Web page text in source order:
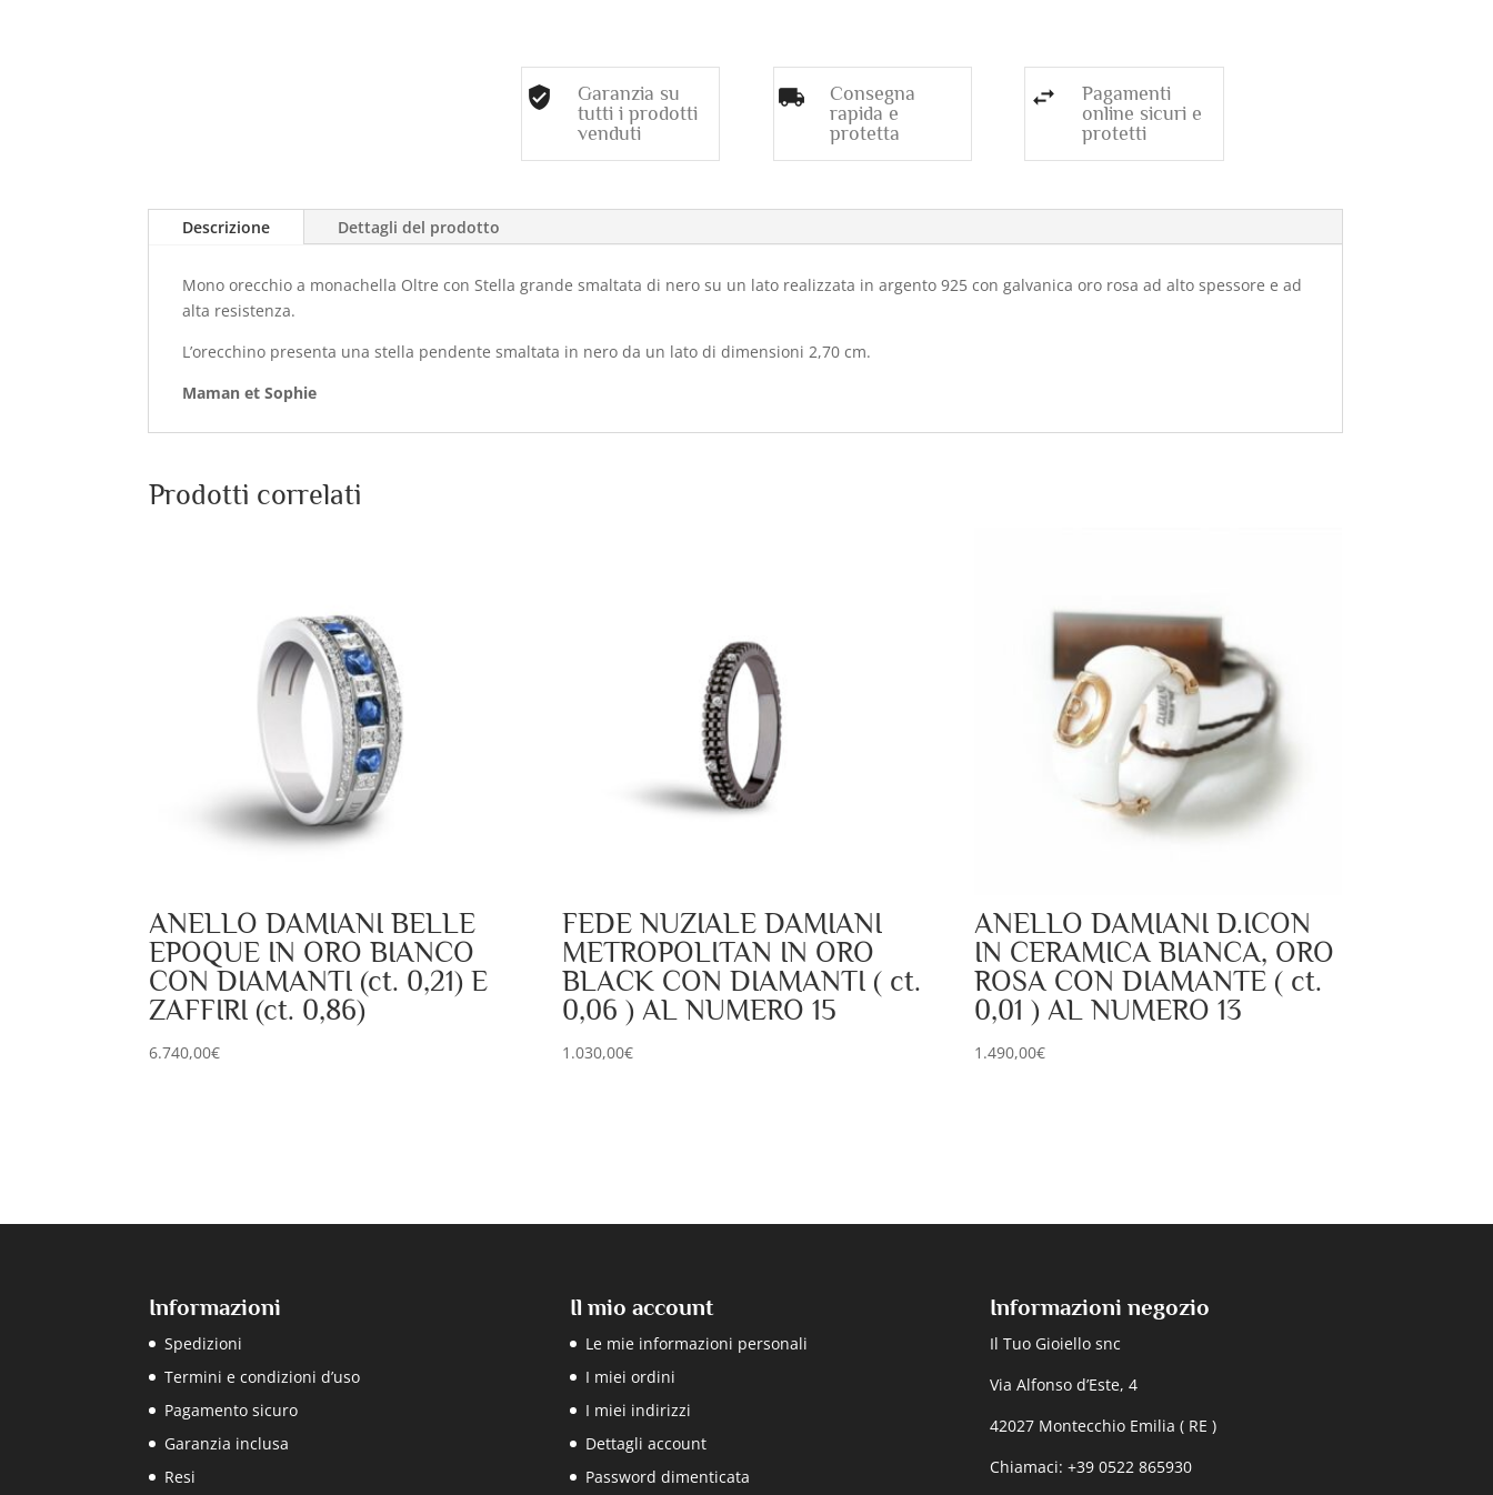
NERO
quantità
Garanzia su
tutti i prodotti
venduti
Consegna
rapida e
protetta
Pagamenti
online sicuri e
protetti
Descrizione Dettagli del prodotto
Mono orecchio a monachella Oltre con Stella grande smaltata di nero su un lato realizzata in argento 925 con galvanica oro rosa ad alto spessore e ad
alta resistenza.
L’orecchino presenta una stella pendente smaltata in nero da un lato di dimensioni 2,70 cm.
Maman et Sophie
Prodotti correlati
ANELLO DAMIANI BELLE
EPOQUE IN ORO BIANCO
CON DIAMANTI (ct. 0,21) E
ZAFFIRI (ct. 0,86)
6.740,00€
FEDE NUZIALE DAMIANI
METROPOLITAN IN ORO
BLACK CON DIAMANTI ( ct.
0,06 ) AL NUMERO 15
1.030,00€
ANELLO DAMIANI D.ICON
IN CERAMICA BIANCA, ORO
ROSA CON DIAMANTE ( ct.
0,01 ) AL NUMERO 13
1.490,00€
Informazioni
Spedizioni
Termini e condizioni d’uso
Pagamento sicuro
Garanzia inclusa
Resi
Il mio account
Le mie informazioni personali
I miei ordini
I miei indirizzi
Dettagli account
Password dimenticata
Informazioni negozio
Il Tuo Gioiello snc
Via Alfonso d’Este, 4
42027 Montecchio Emilia ( RE )
Chiamaci: +39 0522 865930